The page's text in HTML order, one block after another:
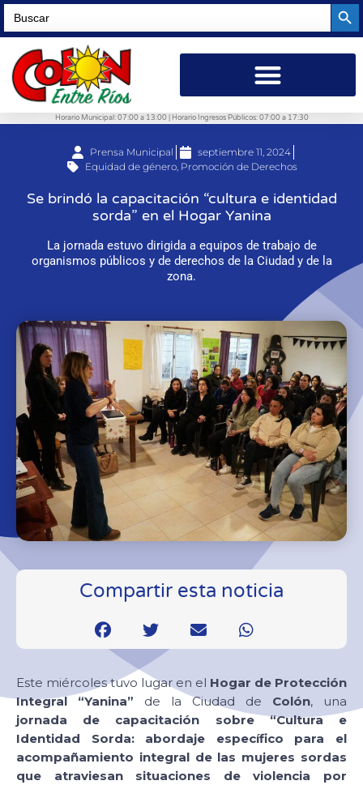
Search
for:
Horario Municipal: 07:00 a 13:00 | Horario Ingresos Públicos: 07:00 a 17:30
Prensa Municipal
septiembre 11, 2024
Equidad de género, Promoción de Derechos
Se brindó la capacitación “cultura e identidad
sorda” en el Hogar Yanina
La jornada estuvo dirigida a equipos de trabajo de
organismos públicos y de derechos de la Ciudad y de la
zona.
Compartir esta noticia
Este miércoles tuvo lugar en el Hogar de Protección
Integral “Yanina” de la Ciudad de Colón, una
jornada de capacitación sobre “Cultura e
Identidad Sorda: abordaje específico para el
acompañamiento integral de las mujeres sordas
que atraviesan situaciones de violencia por